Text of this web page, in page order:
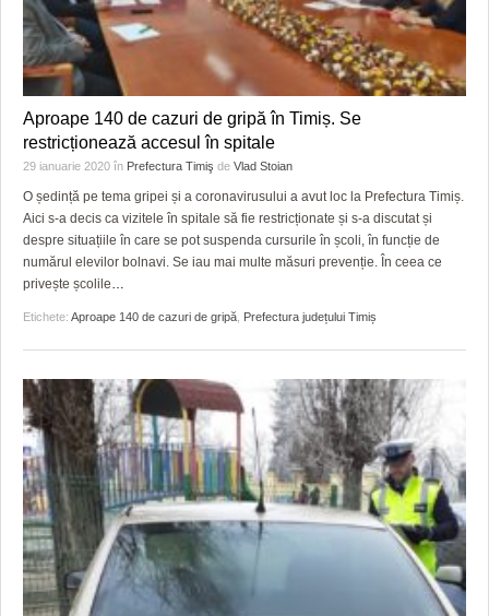
Aproape 140 de cazuri de gripă în Timiș. Se
restricționează accesul în spitale
29 ianuarie 2020 în Prefectura Timiş de Vlad Stoian
O ședință pe tema gripei și a coronavirusului a avut loc la Prefectura Timiș.
Aici s-a decis ca vizitele în spitale să fie restricționate și s-a discutat și
despre situațiile în care se pot suspenda cursurile în școli, în funcție de
numărul elevilor bolnavi. Se iau mai multe măsuri prevenție. În ceea ce
privește școlile…
Etichete: Aproape 140 de cazuri de gripă Prefectura județului Timiș